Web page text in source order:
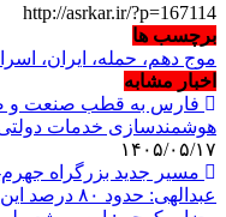
http://asrkar.ir/?p=167114
برچسب ها
موج دهم، حمله، ایران،
اخبار مشابه
فارس به قطب صنعت و
هوشمندسازی خدمات
۱۴۰۵/۰۵/۱۷
مسیر جدید بزرگراه
عبدالهی: